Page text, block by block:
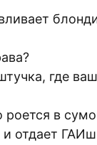
где
роется в
и отдает